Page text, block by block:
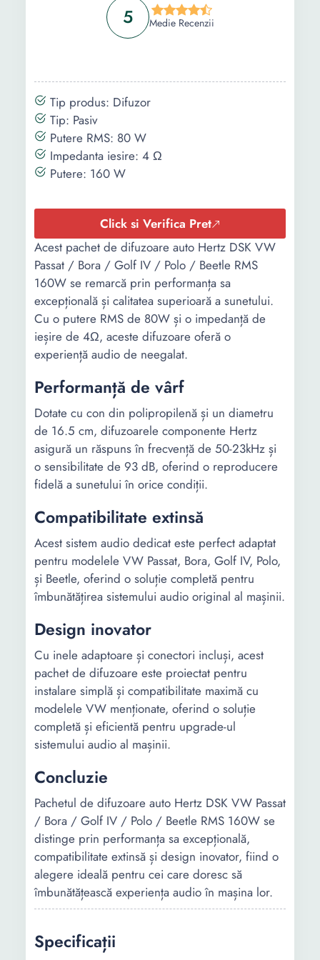
-
-
5 Medie Recenzii
Tip produs: Difuzor
Tip: Pasiv
Putere RMS: 80 W
Impedanta iesire: 4 Ω
Putere: 160 W
Click si Verifica Pret
Acest pachet de difuzoare auto Hertz DSK VW
Passat / Bora / Golf IV / Polo / Beetle RMS
160W se remarcă prin performanța sa
excepțională și calitatea superioară a sunetului.
Cu o putere RMS de 80W și o impedanță de
ieșire de 4Ω, aceste difuzoare oferă o
experiență audio de neegalat.
Performanță de vârf
Dotate cu con din polipropilenă și un diametru
de 16.5 cm, difuzoarele componente Hertz
asigură un răspuns în frecvență de 50-23kHz și
o sensibilitate de 93 dB, oferind o reproducere
fidelă a sunetului în orice condiții.
Compatibilitate extinsă
Acest sistem audio dedicat este perfect adaptat
pentru modelele VW Passat, Bora, Golf IV, Polo,
și Beetle, oferind o soluție completă pentru
îmbunătățirea sistemului audio original al mașinii.
Design inovator
Cu inele adaptoare și conectori incluși, acest
pachet de difuzoare este proiectat pentru
instalare simplă și compatibilitate maximă cu
modelele VW menționate, oferind o soluție
completă și eficientă pentru upgrade-ul
sistemului audio al mașinii.
Concluzie
Pachetul de difuzoare auto Hertz DSK VW Passat
/ Bora / Golf IV / Polo / Beetle RMS 160W se
distinge prin performanța sa excepțională,
compatibilitate extinsă și design inovator, fiind o
alegere ideală pentru cei care doresc să
îmbunătățească experiența audio în mașina lor.
Specificații